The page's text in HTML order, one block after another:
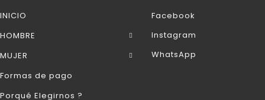
INICIO
HOMBRE
MUJER
Formas de pago
Porqué Elegirnos ?
Facebook
Instagram
WhatsApp